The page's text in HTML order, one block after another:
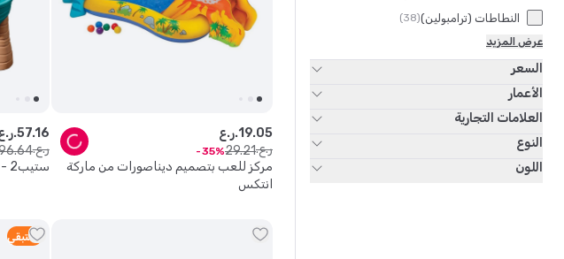
النطاطات (ترامبولين)(
38
)
عرض المزيد
السعر
الأعمار
العلامات التجارية
النوع
اللون
مركز للعب بتصميم ديناصورات من ماركة
انتكس
ر.ع.19.05
ر.ع.
29.21
35
ستيب2 - طاولة الألعاب المائية
ر.ع.57.16
ر.ع.
.64
1 متبقي